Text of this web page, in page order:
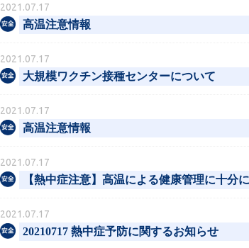
2021.07.17
高温注意情報
2021.07.17
大規模ワクチン接種センターについて
2021.07.17
高温注意情報
2021.07.17
【熱中症注意】高温による健康管理に十分
2021.07.17
20210717 熱中症予防に関するお知らせ